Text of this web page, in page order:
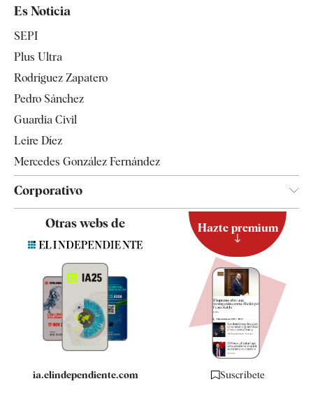
Televisión
Es Noticia
SEPI
Plus Ultra
Rodríguez Zapatero
Pedro Sánchez
Guardia Civil
Leire Díez
Mercedes González Fernández
Corporativo
Quiénes somos
Especificaciones
Otras webs de
ia.elindependiente.com
Hazte premium
Suscríbete